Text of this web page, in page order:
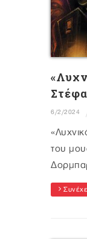
6/2/2024
του